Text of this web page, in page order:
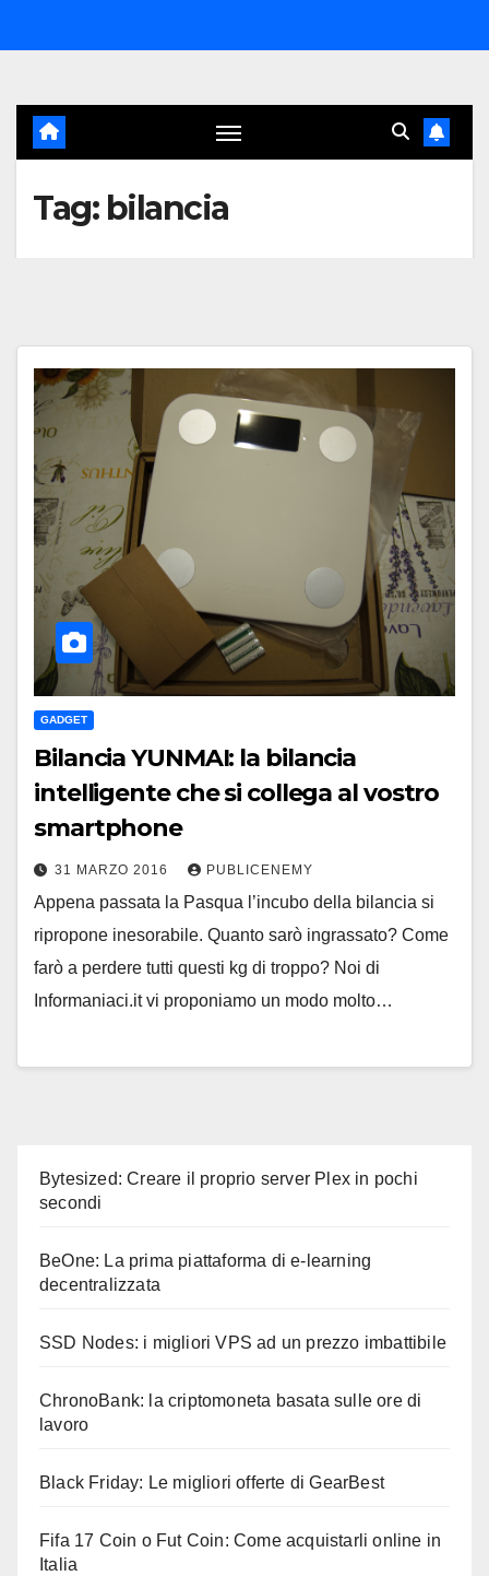
al
Tag: bilancia
GADGET
Bilancia YUNMAI: la bilancia
intelligente che si collega al vostro
smartphone
31 MARZO 2016 PUBLICENEMY
Appena passata la Pasqua l’incubo della bilancia si
ripropone inesorabile. Quanto sarò ingrassato? Come
farò a perdere tutti questi kg di troppo? Noi di
Informaniaci.it vi proponiamo un modo molto…
Bytesized: Creare il proprio server Plex in pochi
secondi
BeOne: La prima piattaforma di e-learning
decentralizzata
SSD Nodes: i migliori VPS ad un prezzo imbattibile
ChronoBank: la criptomoneta basata sulle ore di
lavoro
Black Friday: Le migliori offerte di GearBest
Fifa 17 Coin o Fut Coin: Come acquistarli online in
Italia